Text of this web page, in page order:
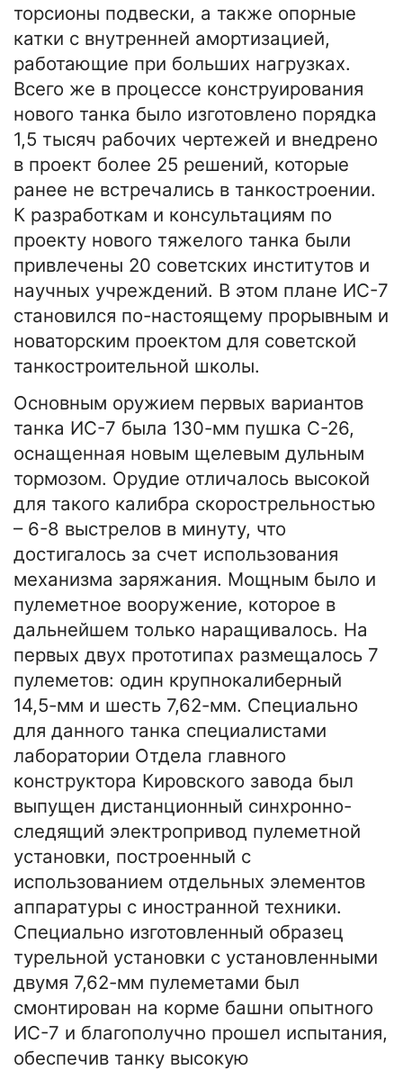
торсионы подвески, а также опорные
катки с внутренней амортизацией,
работающие при больших нагрузках.
Всего же в процессе конструирования
нового танка было изготовлено порядка
1,5 тысяч рабочих чертежей и внедрено
в проект более 25 решений, которые
ранее не встречались в танкостроении.
К разработкам и консультациям по
проекту нового тяжелого танка были
привлечены 20 советских институтов и
научных учреждений. В этом плане ИС-7
становился по-настоящему прорывным и
новаторским проектом для советской
танкостроительной школы.
Основным оружием первых вариантов
танка ИС-7 была 130-мм пушка С-26,
оснащенная новым щелевым дульным
тормозом. Орудие отличалось высокой
для такого калибра скорострельностью
– 6-8 выстрелов в минуту, что
достигалось за счет использования
механизма заряжания. Мощным было и
пулеметное вооружение, которое в
дальнейшем только наращивалось. На
первых двух прототипах размещалось 7
пулеметов: один крупнокалиберный
14,5-мм и шесть 7,62-мм. Специально
для данного танка специалистами
лаборатории Отдела главного
конструктора Кировского завода был
выпущен дистанционный синхронно-
следящий электропривод пулеметной
установки, построенный с
использованием отдельных элементов
аппаратуры с иностранной техники.
Специально изготовленный образец
турельной установки с установленными
двумя 7,62-мм пулеметами был
смонтирован на корме башни опытного
ИС-7 и благополучно прошел испытания,
обеспечив танку высокую